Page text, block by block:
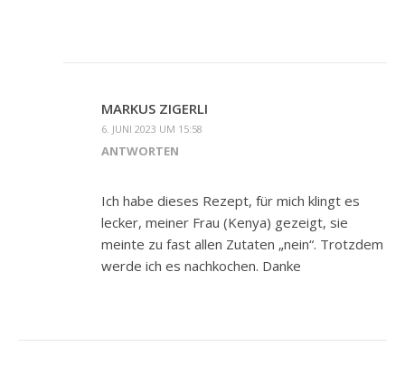
MARKUS ZIGERLI
6. JUNI 2023 UM 15:58
ANTWORTEN
Ich habe dieses Rezept, für mich klingt es
lecker, meiner Frau (Kenya) gezeigt, sie
meinte zu fast allen Zutaten „nein“. Trotzdem
werde ich es nachkochen. Danke